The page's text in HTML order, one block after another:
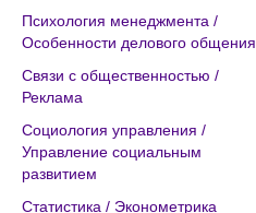
Психология менеджмента /
Особенности делового общения
Связи с общественностью /
Реклама
Социология управления /
Управление социальным
развитием
Статистика / Эконометрика